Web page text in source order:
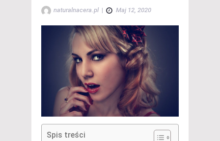
naturalnacera.pl | Maj 12, 2020
Spis treści